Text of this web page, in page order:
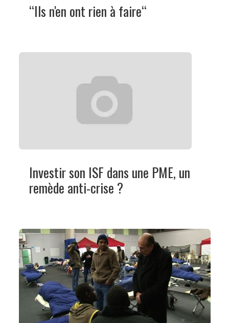
“Ils n'en ont rien à faire“
Investir son ISF dans une PME, un
remède anti-crise ?